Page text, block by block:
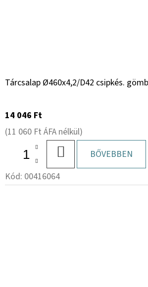
Tárcsalap Ø460x4,2/D42 csipkés.
14 046 Ft
(11 060 Ft ÁFA nélkül)
KOSÁRBABŐVEBBEN
Kód: 00416064